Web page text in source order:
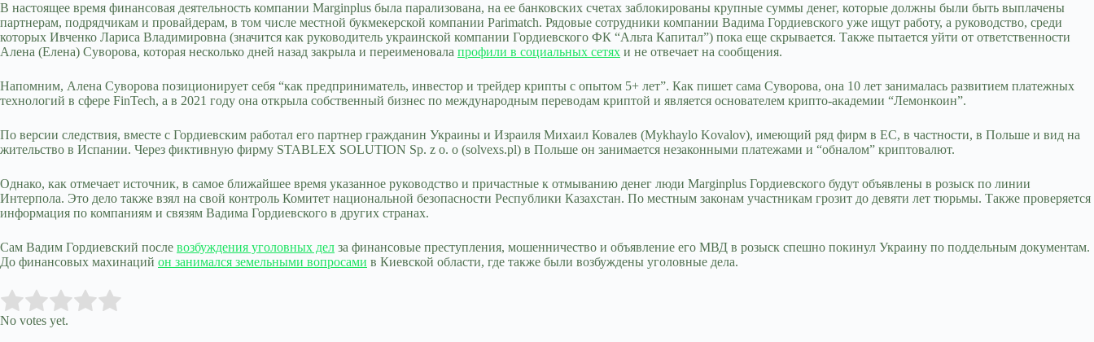
В настоящее время финансовая деятельность компании Marginplus была парализована, на ее банковских счетах заблокированы крупные суммы денег, которые должны были быть выплачены
партнерам, подрядчикам и провайдерам, в том числе местной букмекерской компании Parimatch. Рядовые сотрудники компании Вадима Гордиевского уже ищут работу, а руководство, среди
которых Ивченко Лариса Владимировна (значится как руководитель украинской компании Гордиевского ФК “Альта Капитал”) пока еще скрывается. Также пытается уйти от ответственности
Алена (Елена) Суворова, которая несколько дней назад закрыла и переименовала профили в социальных сетях и не отвечает на сообщения.
Напомним, Алена Суворова позиционирует себя “как предприниматель, инвестор и трейдер крипты с опытом 5+ лет”. Как пишет сама Суворова, она 10 лет занималась развитием платежных
технологий в сфере FinTech, а в 2021 году она открыла собственный бизнес по международным переводам криптой и является основателем крипто-академии “Лемонкоин”.
По версии следствия, вместе с Гордиевским работал его партнер гражданин Украины и Израиля Михаил Ковалев (Mykhaylo Kovalov), имеющий ряд фирм в ЕС, в частности, в Польше и вид на
жительство в Испании. Через фиктивную фирму STABLEX SOLUTION Sp. z o. o (solvexs.pl) в Польше он занимается незаконными платежами и “обналом” криптовалют.
Однако, как отмечает источник, в самое ближайшее время указанное руководство и причастные к отмыванию денег люди Marginplus Гордиевского будут объявлены в розыск по линии
Интерпола. Это дело также взял на свой контроль Комитет национальной безопасности Республики Казахстан. По местным законам участникам грозит до девяти лет тюрьмы. Также проверяется
информация по компаниям и связям Вадима Гордиевского в других странах.
Сам Вадим Гордиевский после возбуждения уголовных дел за финансовые преступления, мошенничество и объявление его МВД в розыск спешно покинул Украину по поддельным документам.
До финансовых махинаций он занимался земельными вопросами в Киевской области, где также были возбуждены уголовные дела.
Rate this item:
No votes yet.